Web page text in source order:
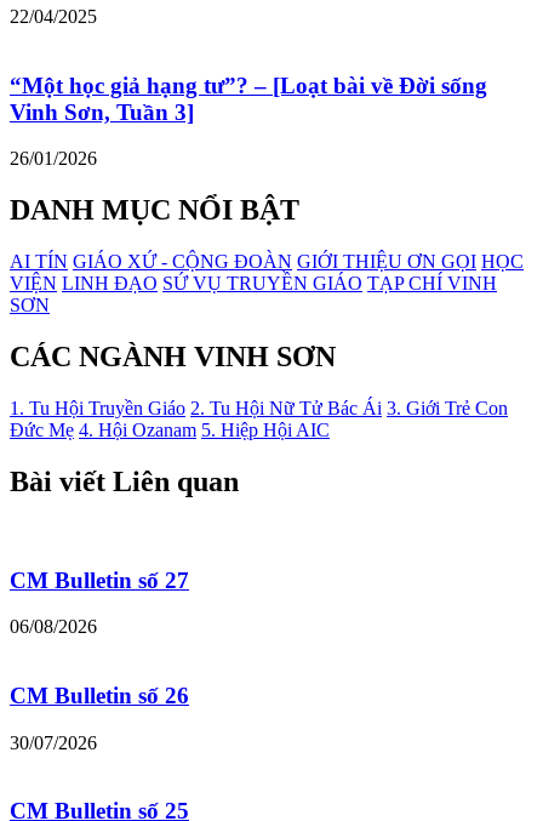
22/04/2025
“Một học giả hạng tư”? – [Loạt bài về Đời sống
Vinh Sơn, Tuần 3]
26/01/2026
DANH MỤC NỔI BẬT
AI TÍN GIÁO XỨ - CỘNG ĐOÀN GIỚI THIỆU ƠN GỌI HỌC
VIỆN LINH ĐẠO SỨ VỤ TRUYỀN GIÁO TẠP CHÍ VINH
SƠN
CÁC NGÀNH VINH SƠN
1. Tu Hội Truyền Giáo 2. Tu Hội Nữ Tử Bác Ái 3. Giới Trẻ Con
Đức Mẹ 4. Hội Ozanam 5. Hiệp Hội AIC
Bài viết Liên quan
CM Bulletin số 27
06/08/2026
CM Bulletin số 26
30/07/2026
CM Bulletin số 25